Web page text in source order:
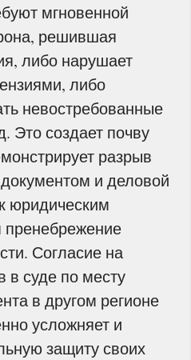
мгновенной
решившая
либо нарушает
либо
невостребованные
Это создает почву
разрыв
и деловой
юридическим
пренебрежение
Согласие на
в суде по месту
в другом регионе
усложняет и
защиту своих